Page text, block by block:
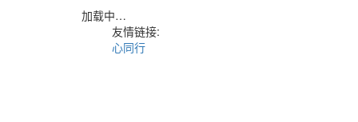
加载中…
友情链接:
心同行